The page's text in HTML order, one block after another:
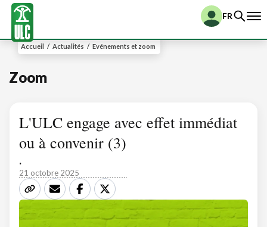
FR
Accueil / Actualités / Evénements et zoom
Zoom
L'ULC engage avec effet immédiat
ou à convenir (3)
.
21 octobre 2025